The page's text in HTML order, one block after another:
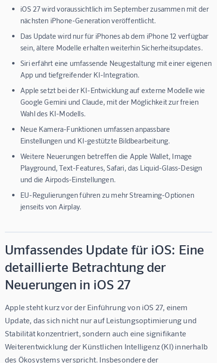
iOS 27 wird voraussichtlich im September zusammen mit der
nächsten iPhone-Generation veröffentlicht.
Das Update wird nur für iPhones ab dem iPhone 12 verfügbar
sein, ältere Modelle erhalten weiterhin Sicherheitsupdates.
Siri erfährt eine umfassende Neugestaltung mit einer eigenen
App und tiefgreifender KI-Integration.
Apple setzt bei der KI-Entwicklung auf externe Modelle wie
Google Gemini und Claude, mit der Möglichkeit zur freien
Wahl des KI-Modells.
Neue Kamera-Funktionen umfassen anpassbare
Einstellungen und KI-gestützte Bildbearbeitung.
Weitere Neuerungen betreffen die Apple Wallet, Image
Playground, Text-Features, Safari, das Liquid-Glass-Design
und die Airpods-Einstellungen.
EU-Regulierungen führen zu mehr Streaming-Optionen
jenseits von Airplay.
Umfassendes Update für iOS: Eine
detaillierte Betrachtung der
Neuerungen in iOS 27
Apple steht kurz vor der Einführung von iOS 27, einem
Update, das sich nicht nur auf Leistungsoptimierung und
Stabilität konzentriert, sondern auch eine signifikante
Weiterentwicklung der Künstlichen Intelligenz (KI) innerhalb
des Ökosystems verspricht. Insbesondere der